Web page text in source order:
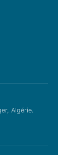
Algérie.